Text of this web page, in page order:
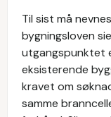
Til sist må
bygningsloven
utgangspunktet
eksisterende
kravet om
samme